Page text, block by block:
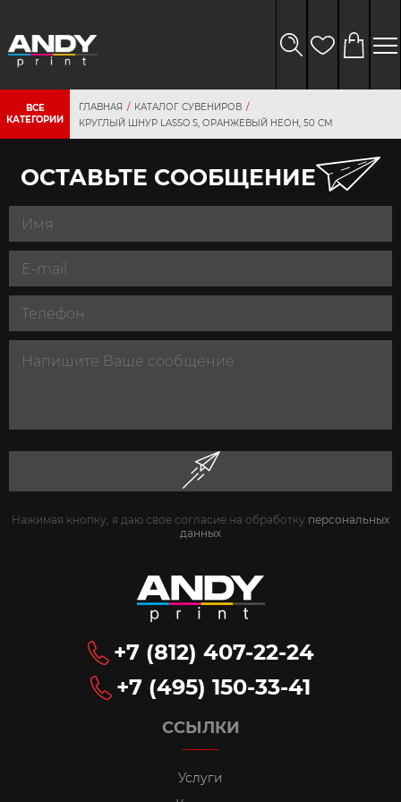
ВСЕ
КАТЕГОРИИ
ГЛАВНАЯ
КАТАЛОГ СУВЕНИРОВ
КРУГЛЫЙ ШНУР LASSO S, ОРАНЖЕВЫЙ НЕОН, 50 СМ
ОСТАВЬТЕ СООБЩЕНИЕ
Нажимая кнопку, я даю свое согласие на обработку персональных
данных
ССЫЛКИ
Услуги
+7 (812) 407-22-24
+7 (495) 150-33-41
данных